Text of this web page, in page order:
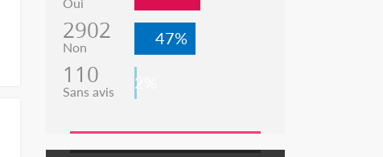
2902
Non 47%
110
Sans avis 2%